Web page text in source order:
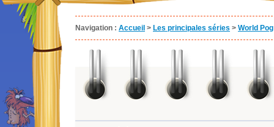
Navigation : Accueil > Les principales séries > World